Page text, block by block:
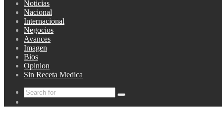
Noticias
Nacional
Internacional
Negocios
Avances
Imagen
Bios
Opinion
Sin Receta Medica
Search
for